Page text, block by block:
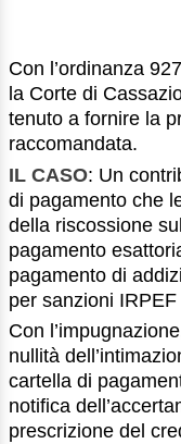
Con l’ordinanza
la Corte di
tenuto a fornire la
raccomandata.
IL CASO: Un
di pagamento che
della riscossione
pagamento
pagamento di
per sanzioni
Con
nullità
cartella di
notifica
prescrizione del